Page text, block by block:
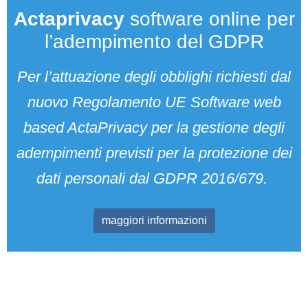
Actaprivacy software online per
l’adempimento del GDPR
Per l’attuazione degli obblighi richiesti dal
nuovo Regolamento UE Software web
based ActaPrivacy per la gestione degli
adempimenti previsti per la protezione dei
dati personali dal GDPR 2016/679.
maggiori informazioni